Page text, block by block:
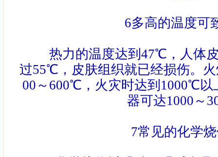
6多高的温度可
热力的温度达到 47℃ ，人体
过55℃ ，皮肤组织就已经损伤。
00 ～ 600℃ ，火灾时达到 1000℃以
器可达1000 ～
7常见的化学